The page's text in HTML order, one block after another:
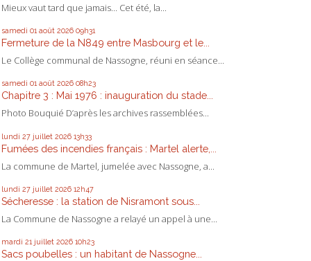
Mieux vaut tard que jamais... Cet été, la...
samedi 01 août 2026 09h31
Fermeture de la N849 entre Masbourg et le...
Le Collège communal de Nassogne, réuni en séance...
samedi 01 août 2026 08h23
Chapitre 3 : Mai 1976 : inauguration du stade...
Photo Bouquié D’après les archives rassemblées...
lundi 27 juillet 2026 13h33
Fumées des incendies français : Martel alerte,...
La commune de Martel, jumelée avec Nassogne, a...
lundi 27 juillet 2026 12h47
Sécheresse : la station de Nisramont sous...
La Commune de Nassogne a relayé un appel à une...
mardi 21 juillet 2026 10h23
Sacs poubelles : un habitant de Nassogne...